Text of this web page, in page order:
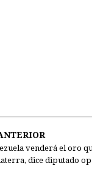
venderá el oro
dice diputado